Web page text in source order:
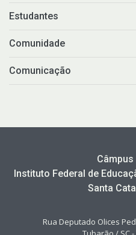
Estudantes
Comunidade
Comunicação
Instituto Federal de
Santa
Rua Deputado Olices